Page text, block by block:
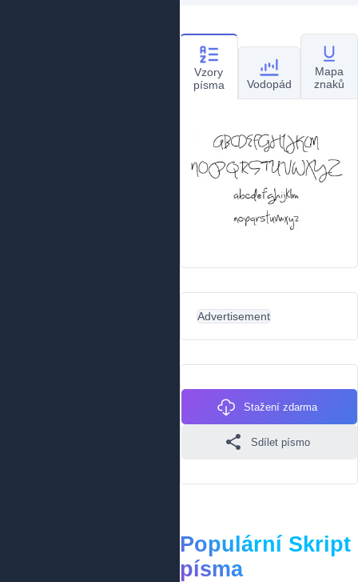
Vzory
písma
Vodopád
Mapa
znaků
Advertisement
Stažení zdarma
Sdílet písmo
Populární Skript
písma